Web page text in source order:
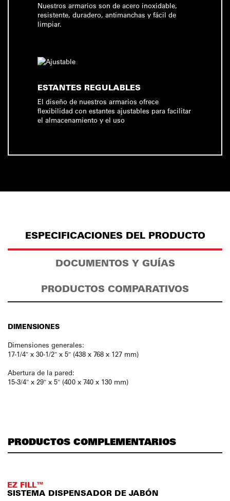
Nuestros armarios son de acero inoxidable,
resistente, duradero, antimanchas y fácil de
limpiar.
ESTANTES REGULABLES
El diseño de nuestros armarios ofrece
flexibilidad con estantes ajustables para facilitar
el almacenamiento y el uso
ESPECIFICACIONES DEL PRODUCTO
DOCUMENTOS Y GUÍAS
PRODUCTOS COMPARATIVOS
DIMENSIONES
Dimensiones generales:
17-1/4″ x 30-1/2″ x 5″ (438 x 768 x 127 mm)
Abertura de la pared:
15-3/4″ x 29″ x 5″ (400 x 740 x 130 mm)
PRODUCTOS COMPLEMENTARIOS
EZ FILL™
SISTEMA DISPENSADOR DE JABÓN